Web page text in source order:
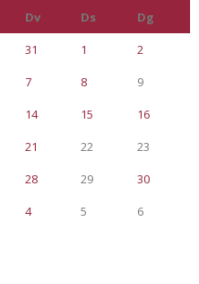
Dv Ds
Dg
31 1
2
7 8
9
14 15
16
21 22
23
28 29
30
4 5
6